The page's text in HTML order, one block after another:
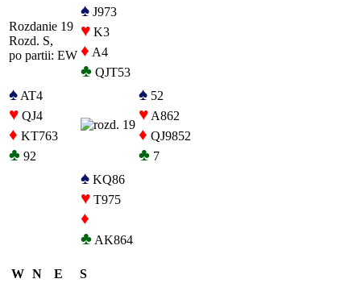
Rozdanie 19
Rozd. S,
po partii: EW
♠ J973
♥ K3
♦ A4
♣ QJT53
♠AT4
♥ QJ4
♦ KT763
♣ 92
♠ 52
♥A862
♦ QJ9852
♣ 7
♠ KQ86
♥ T975
♦
♣AK864
W N E S